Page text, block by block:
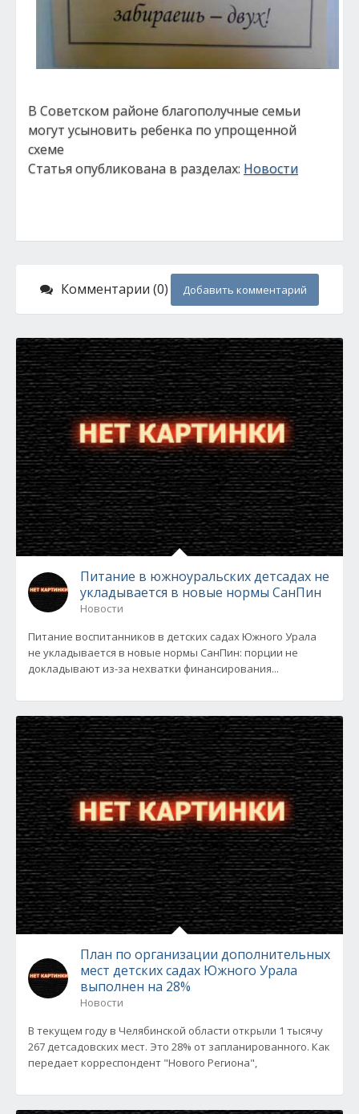
В Советском районе благополучные семьи
могут усыновить ребенка по упрощенной
схеме
Статья опубликована в разделах: Новости
Комментарии (0) Добавить комментарий
Питание в южноуральских детсадах не
укладывается в новые нормы СанПин
Новости
Питание воспитанников в детских садах Южного Урала
не укладывается в новые нормы СанПин: порции не
докладывают из-за нехватки финансирования...
План по организации дополнительных
мест детских садах Южного Урала
выполнен на 28%
Новости
В текущем году в Челябинской области открыли 1 тысячу
267 детсадовских мест. Это 28% от запланированного. Как
передает корреспондент "Нового Региона",